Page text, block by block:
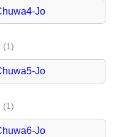
Jo
(1)
Jo
(1)
Jo